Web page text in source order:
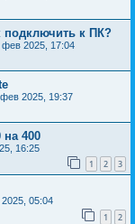
подключить к ПК?
фев 2025, 17:04
2025, 19:37
на 400
16:25
1 2 3
05:04
1 2